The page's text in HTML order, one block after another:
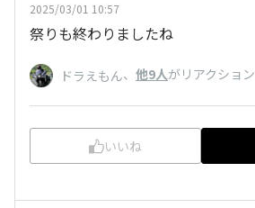
2025/03/01 10:57
祭りも終わりましたね
ドラえもん、 他9人がリアクション
いいね